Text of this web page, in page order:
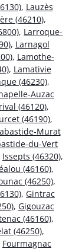
, Lauzès
(46210),
, Larroque-
, Larnagol
, Lamothe-
, Lamativie
(46230),
Auzac
(46120),
(46190),
Murat
du-Vert
Issepts (46320),
(46160),
(46250),
, Gintrac
, Gigouzac
(46160),
(46250),
Fourmagnac